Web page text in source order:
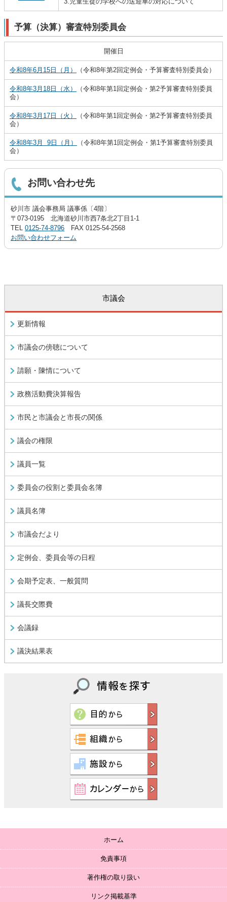
予算（決算）審査特別委員会
開催日
令和8年6月15日（月） （令和8年第2回定例会・予算審査特別委員会）
令和8年3月18日（水）
（令和8年第1回定例会・第2予算審査特別委員
会）
令和8年3月17日（火）
（令和8年第1回定例会・第2予算審査特別委員
会）
令和8年3月 9日（月）
（令和8年第1回定例会・第1予算審査特別委員
会）
お問い合わせ先
砂川市 議会事務局 議事係〔4階〕
〒073-0195 北海道砂川市西7条北2丁目1-1
TEL 0125-74-8796 FAX 0125-54-2568
お問い合わせフォーム
市議会
更新情報
市議会の傍聴について
請願・陳情について
政務活動費決算報告
市民と市議会と市長の関係
議会の権限
議員一覧
委員会の役割と委員会名簿
議員名簿
市議会だより
定例会、委員会等の日程
会期予定表、一般質問
議長交際費
会議録
議決結果表
ホーム
免責事項
著作権の取り扱い
リンク掲載基準